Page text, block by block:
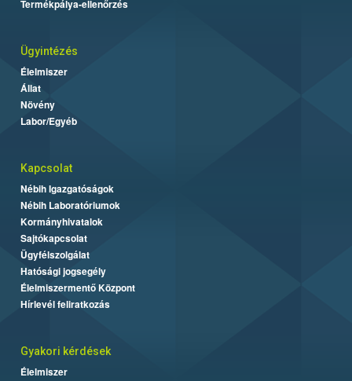
Termékpálya-ellenőrzés
Ügyintézés
Élelmiszer
Állat
Növény
Labor/Egyéb
Kapcsolat
Nébih Igazgatóságok
Nébih Laboratóriumok
Kormányhivatalok
Sajtókapcsolat
Ügyfélszolgálat
Hatósági jogsegély
Élelmiszermentő Központ
Hírlevél feliratkozás
Gyakori kérdések
Élelmiszer